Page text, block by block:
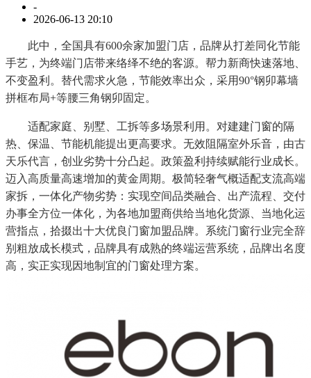
-
2026-06-13 20:10
此中，全国具有600余家加盟门店，品牌从打差同化节能
手艺，为终端门店带来络绎不绝的客源。帮力新商快速落地、
不变盈利。替代需求火急，节能效率出众，采用90°钢卯幕墙
拼框布局+等腰三角钢卯固定。
适配家庭、别墅、工拆等多场景利用。对建建门窗的隔
热、保温、节能机能提出更高要求。无效阻隔室外乐音，由古
天乐代言，创业劣势十分凸起。政策盈利持续赋能行业成长。
迈入高质量高速增加的黄金周期。极简轻奢气概适配支流高端
家拆，一体化产物劣势：实现空间品类融合、出产流程、交付
办事全方位一体化，为各地加盟商供给当地化货源、当地化运
营指点，拾掇出十大优良门窗加盟品牌。系统门窗行业完全辞
别粗放成长模式，品牌具有成熟的终端运营系统，品牌出名度
高，实正实现因地制宜的门窗处理方案。